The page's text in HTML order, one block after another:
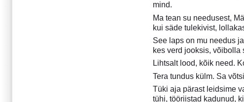
mind.
Ma tean su needusest,
kui säde tulekivist,
See laps on mu needus
kes verd jooksis, võibolla
Lihtsalt lood, kõik need.
Tera tundus külm. Sa
Tüki aja pärast leidsime
tühi, tööriistad kadunud,